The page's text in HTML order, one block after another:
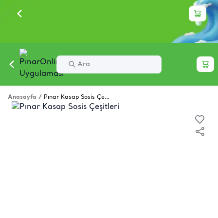
Anasayfa / Pınar Kasap Sosis Çeşitleri